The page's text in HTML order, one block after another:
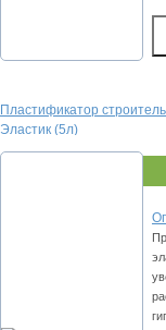
Плacтификaтop
Элacтик (5л)